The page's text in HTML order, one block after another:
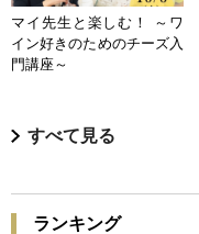
マイ先生と楽しむ！ ～ワ
イン好きのためのチーズ入
門講座～
すべて見る
ランキング